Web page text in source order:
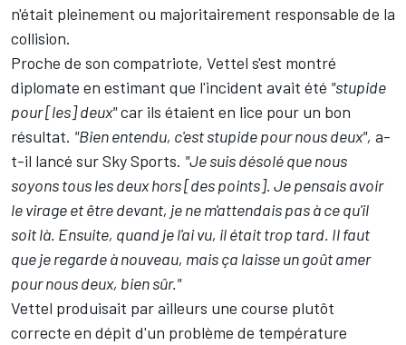
n'était pleinement ou majoritairement responsable de la
collision.
Proche de son compatriote, Vettel s'est montré
diplomate en estimant que l'incident avait été "stupide
pour [les] deux"car ils étaient en lice pour un bon
résultat. "Bien entendu, c'est stupide pour nous deux", a-
t-il lancé sur Sky Sports. "Je suis désolé que nous
soyons tous les deux hors [des points]. Je pensais avoir
le virage et être devant, je ne m'attendais pas à ce qu'il
soit là. Ensuite, quand je l'ai vu, il était trop tard. Il faut
que je regarde à nouveau, mais ça laisse un goût amer
pour nous deux, bien sûr."
Vettel produisait par ailleurs une course plutôt
correcte en dépit d'un problème de température